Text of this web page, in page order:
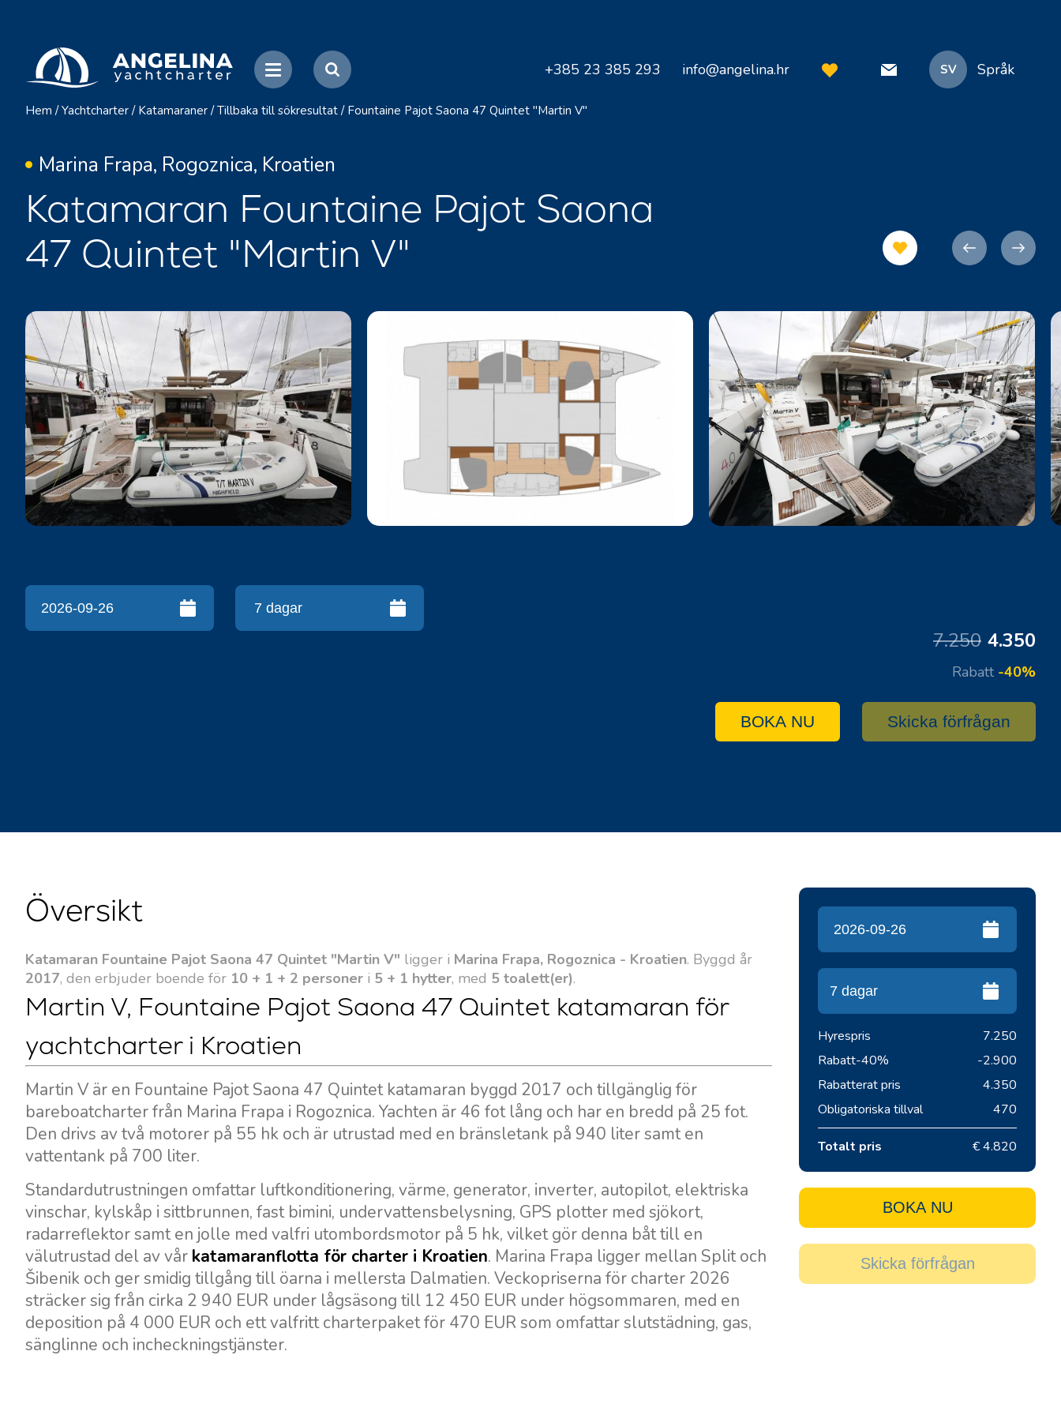
+385 23 385 293 info@angelina.hr SV Språk
Hem / Yachtcharter / Katamaraner / Tillbaka till sökresultat / Fountaine Pajot Saona 47 Quintet "Martin V"
Marina Frapa, Rogoznica, Kroatien
Katamaran Fountaine Pajot Saona
47 Quintet "Martin V"
7.250 4.350
Rabatt -40%
BOKA NU Skicka förfrågan
Översikt
Katamaran Fountaine Pajot Saona 47 Quintet "Martin V" ligger i Marina Frapa, Rogoznica - Kroatien. Byggd år
2017, den erbjuder boende för 10 + 1 + 2 personer i 5 + 1 hytter, med 5 toalett(er).
Martin V, Fountaine Pajot Saona 47 Quintet katamaran för
yachtcharter i Kroatien
Martin V är en Fountaine Pajot Saona 47 Quintet katamaran byggd 2017 och tillgänglig för
bareboatcharter från Marina Frapa i Rogoznica. Yachten är 46 fot lång och har en bredd på 25 fot.
Den drivs av två motorer på 55 hk och är utrustad med en bränsletank på 940 liter samt en
vattentank på 700 liter.
Standardutrustningen omfattar luftkonditionering, värme, generator, inverter, autopilot, elektriska
vinschar, kylskåp i sittbrunnen, fast bimini, undervattensbelysning, GPS plotter med sjökort,
radarreflektor samt en jolle med valfri utombordsmotor på 5 hk, vilket gör denna båt till en
välutrustad del av vår katamaranflotta för charter i Kroatien. Marina Frapa ligger mellan Split och
Šibenik och ger smidig tillgång till öarna i mellersta Dalmatien. Veckopriserna för charter 2026
sträcker sig från cirka 2 940 EUR under lågsäsong till 12 450 EUR under högsommaren, med en
deposition på 4 000 EUR och ett valfritt charterpaket för 470 EUR som omfattar slutstädning, gas,
sänglinne och incheckningstjänster.
Hyrespris
7.250
Rabatt-40%
-2.900
Rabatterat pris
4.350
Obligatoriska tillval
470
Totalt pris € 4.820
BOKA NU
Skicka förfrågan